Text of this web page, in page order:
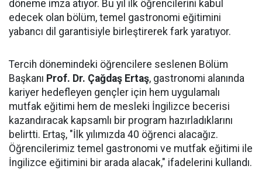
döneme imza atıyor. Bu yıl ilk öğrencilerini kabul
edecek olan bölüm, temel gastronomi eğitimini
yabancı dil garantisiyle birleştirerek fark yaratıyor.
Tercih dönemindeki öğrencilere seslenen Bölüm
Başkanı Prof. Dr. Çağdaş Ertaş, gastronomi alanında
kariyer hedefleyen gençler için hem uygulamalı
mutfak eğitimi hem de mesleki İngilizce becerisi
kazandıracak kapsamlı bir program hazırladıklarını
belirtti. Ertaş, "İlk yılımızda 40 öğrenci alacağız.
Öğrencilerimiz temel gastronomi ve mutfak eğitimi ile
İngilizce eğitimini bir arada alacak," ifadelerini kullandı.